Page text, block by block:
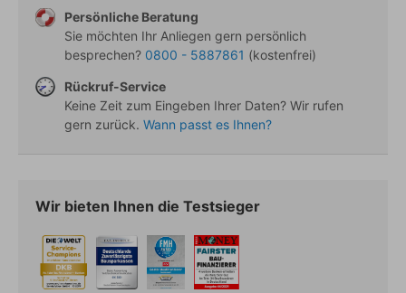
Persönliche Beratung
Sie möchten Ihr Anliegen gern persönlich
besprechen? 0800 - 5887861 (kostenfrei)
Rückruf-Service
Keine Zeit zum Eingeben Ihrer Daten? Wir rufen
gern zurück. Wann passt es Ihnen?
Wir bieten Ihnen die Testsieger